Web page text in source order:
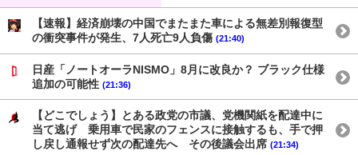
【速報】経済崩壊の中国でまたまた車による無差別報復型
の衝突事件が発生、7人死亡9人負傷 (21:40)
日産「ノートオーラNISMO」8月に改良か？ ブラック仕様
追加の可能性 (21:36)
【どこでしょう】とある政党の市議、党機関紙を配達中に
当て逃げ 乗用車で民家のフェンスに接触するも、手で押
し戻し通報せず次の配達先へ その後議会出席 (21:34)